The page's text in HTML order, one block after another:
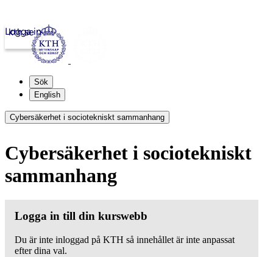
kth.se
Logga in
Sök
English
Cybersäkerhet i sociotekniskt sammanhang
Cybersäkerhet i sociotekniskt
sammanhang
Logga in till din kurswebb
Du är inte inloggad på KTH så innehållet är inte anpassat
efter dina val.